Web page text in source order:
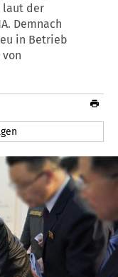
laut der
Demnach
in Betrieb